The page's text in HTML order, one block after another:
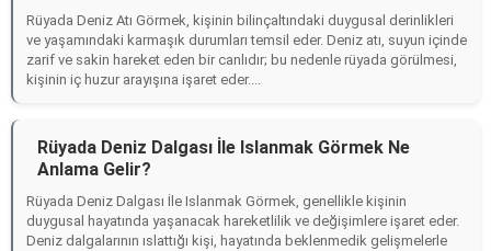
Rüyada Deniz Atı Görmek, kişinin bilinçaltındaki duygusal derinlikleri
ve yaşamındaki karmaşık durumları temsil eder. Deniz atı, suyun içinde
zarif ve sakin hareket eden bir canlıdır; bu nedenle rüyada görülmesi,
kişinin iç huzur arayışına işaret eder....
Rüyada Deniz Dalgası İle Islanmak Görmek Ne
Anlama Gelir?
Rüyada Deniz Dalgası İle Islanmak Görmek, genellikle kişinin
duygusal hayatında yaşanacak hareketlilik ve değişimlere işaret eder.
Deniz dalgalarının ıslattığı kişi, hayatında beklenmedik gelişmelerle